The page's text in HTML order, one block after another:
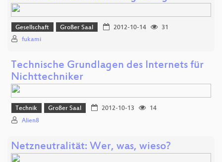
Gesellschaft Großer Saal 2012-10-14
31
fukami
Technische Grundlagen des Internets für
Nichttechniker
Technik Großer Saal 2012-10-13
14
Alien8
Netzneutralität: Wer, was, wieso?